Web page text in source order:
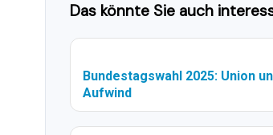
Das könnte Sie auch
Bundestagswahl 2025: Union
Aufwind